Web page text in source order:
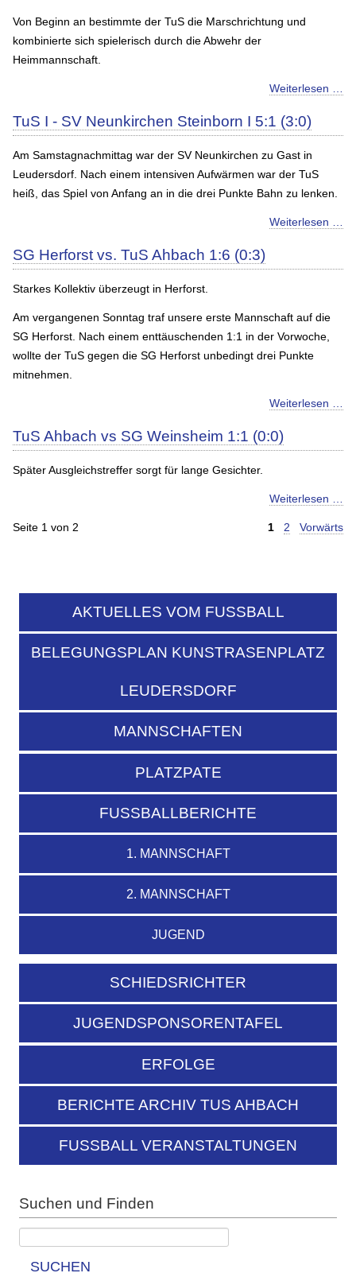
Von Beginn an bestimmte der TuS die Marschrichtung und
kombinierte sich spielerisch durch die Abwehr der
Heimmannschaft.
Weiterlesen …
TuS I - SV Neunkirchen Steinborn I 5:1 (3:0)
Am Samstagnachmittag war der SV Neunkirchen zu Gast in
Leudersdorf. Nach einem intensiven Aufwärmen war der TuS
heiß, das Spiel von Anfang an in die drei Punkte Bahn zu lenken.
Weiterlesen …
SG Herforst vs. TuS Ahbach 1:6 (0:3)
Starkes Kollektiv überzeugt in Herforst.
Am vergangenen Sonntag traf unsere erste Mannschaft auf die
SG Herforst. Nach einem enttäuschenden 1:1 in der Vorwoche,
wollte der TuS gegen die SG Herforst unbedingt drei Punkte
mitnehmen.
Weiterlesen …
TuS Ahbach vs SG Weinsheim 1:1 (0:0)
Später Ausgleichstreffer sorgt für lange Gesichter.
Weiterlesen …
Seite 1 von 2 1 2 Vorwärts
AKTUELLES VOM FUSSBALL
BELEGUNGSPLAN KUNSTRASENPLATZ
LEUDERSDORF
MANNSCHAFTEN
PLATZPATE
FUSSBALLBERICHTE
1. MANNSCHAFT
2. MANNSCHAFT
JUGEND
SCHIEDSRICHTER
JUGENDSPONSORENTAFEL
ERFOLGE
BERICHTE ARCHIV TUS AHBACH
FUSSBALL VERANSTALTUNGEN
Suchen und Finden
SUCHEN